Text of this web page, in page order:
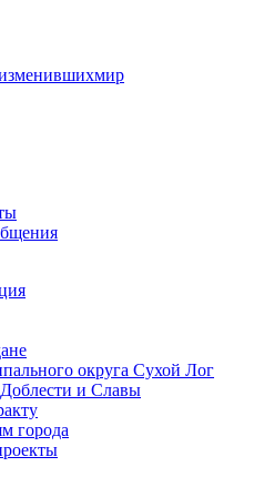
округа Сухой Лог
и Славы
города